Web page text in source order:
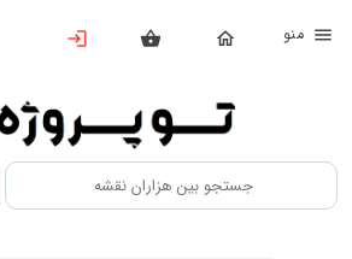
بستن
محصولات
تهیه
اشتراک